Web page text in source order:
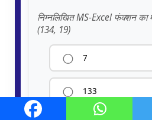
निम्नलिखित MS-Excel फंक्शन का
(134, 19)
7
133